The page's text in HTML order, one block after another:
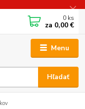
Menu
Hľadať
0 ks
za 0,00 €